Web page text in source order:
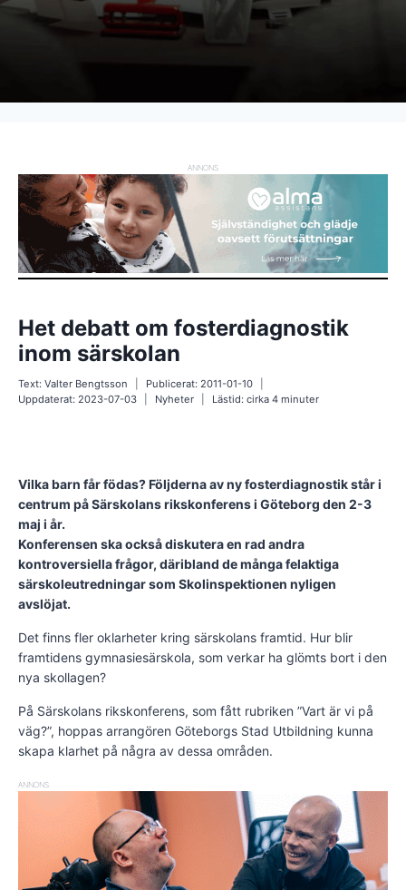
ANNONS
Het debatt om fosterdiagnostik
inom särskolan
Text: Valter Bengtsson Publicerat: 2011-01-10
Uppdaterat: 2023-07-03 Nyheter Lästid: cirka4minuter
Vilka barn får födas? Följderna av ny fosterdiagnostik står i
centrum på Särskolans rikskonferens i Göteborg den 2-3
maj i år.
Konferensen ska också diskutera en rad andra
kontroversiella frågor, däribland de många felaktiga
särskoleutredningar som Skolinspektionen nyligen
avslöjat.
Det finns fler oklarheter kring särskolans framtid. Hur blir
framtidens gymnasiesärskola, som verkar ha glömts bort i den
nya skollagen?
På Särskolans rikskonferens, som fått rubriken ”Vart är vi på
väg?”, hoppas arrangören Göteborgs Stad Utbildning kunna
skapa klarhet på några av dessa områden.
ANNONS